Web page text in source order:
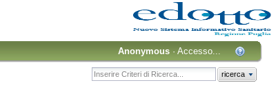
Anonymous ·Accesso...
ricerca